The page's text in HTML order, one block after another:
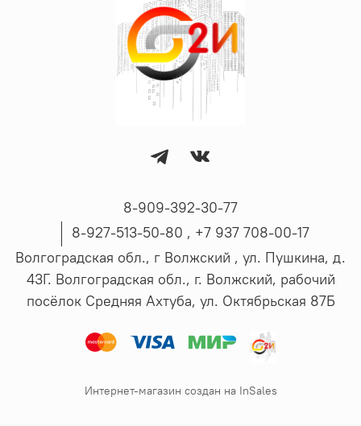
8-909-392-30-77
8-927-513-50-80 , ‪+7 937 708-00-17
Волгоградская обл., г Волжский , ул. Пушкина, д.
43Г. Волгоградская обл., г. Волжский, рабочий
посёлок Средняя Ахтуба, ул. Октябрьская 87Б
Интернет-магазин создан на InSales